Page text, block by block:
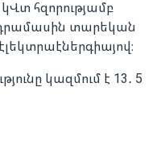
հզորությամբ
տարեկան
կազմում է 13․ 5